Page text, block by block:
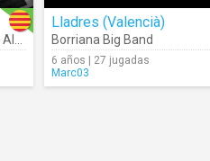
Alessio Arena
Lladres (Valencià)
Borriana Big Band
6 años | 27 jugadas
Marc03